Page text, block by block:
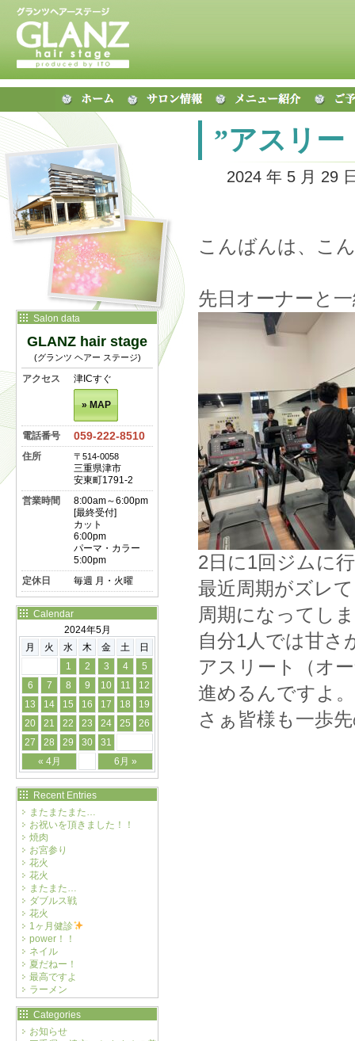
”アスリー
2024 年 5 月 29
こんばんは、こ
先日オーナーと
2日に1回ジムに
最近周期がズレ
周期になってし
自分1人では甘さ
アスリート（オ
進めるんですよ。
さぁ皆様も一歩
Salon data
GLANZ hair stage
(グランツ ヘアー ステージ)
アクセス 津ICすぐ
» MAP
電話番号 059-222-8510
住所 〒514-0058
三重県津市
安東町1791-2
営業時間
8:00am～6:00pm
[最終受付]
カット
6:00pm
パーマ・カラー
5:00pm
定休日
毎週 月・火曜
Calendar
2024年5月
月
火 水 木 金 土 日
« 4月 6月 »
1 2 3 4
5
6
7 8 9 10 11
12
13
14 15 16 17 18
19
20
21 22 23 24 25
26
27
28 29 30 31
Recent Entries
またまたまた…
お祝いを頂きました！！
焼肉
お宮参り
花火
花火
またまた…
ダブルス戦
花火
1ヶ月健診
power！！
ネイル
夏だねー！
最高ですよ
ラーメン
Categories
お知らせ